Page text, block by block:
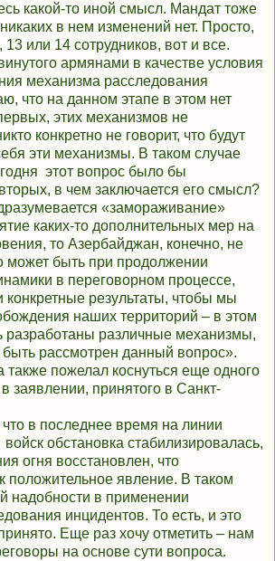
какой-то иной смысл. Мандат тоже
в нем изменений нет. Просто,
13 или 14 сотрудников, вот и все.
армянами в качестве условия
механизма расследования
что на данном этапе в этом нет
этих механизмов не
конкретно не говорит, что будут
эти механизмы. В таком случае
этот вопрос было бы
в чем заключается его смысл?
«замораживание»
каких-то дополнительных мер на
то Азербайджан, конечно, не
может быть при продолжении
в переговорном процессе,
результаты, чтобы мы
наших территорий – в этом
разработаны различные механизмы,
рассмотрен данный вопрос».
также пожелал коснуться еще одного
заявлении, принятого в Санкт-
в последнее время на линии
обстановка стабилизировалась,
огня восстановлен, что
положительное явление. В таком
надобности в применении
инцидентов. То есть, и это
Еще раз хочу отметить – нам
на основе сути вопроса.